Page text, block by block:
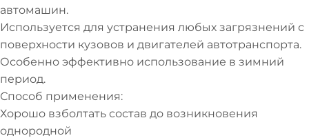
автомашин.
Используется для устранения любых загрязнений с
поверхности кузовов и двигателей автотранспорта.
Особенно эффективно использование в зимний
период.
Способ применения:
Хорошо взболтать состав до возникновения
однородной